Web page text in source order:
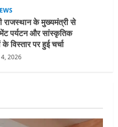
NEWS
जिला निर्वाचन अधिकारी ने
क्षेत्र के पोलिंग बूथों का
एसआईआर आपत्ति निस्तारण
का लिया जायजा
पुरस्कार के लिए 13 वीरांगनाओं का
2026